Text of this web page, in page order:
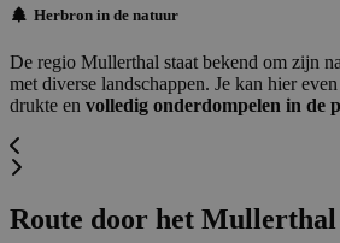
Herbron in de natuur
De regio Mullerthal staat bekend om zijn
met diverse landschappen. Je kan hier
drukte en volledig onderdompelen in de
Route door het Mullerthal